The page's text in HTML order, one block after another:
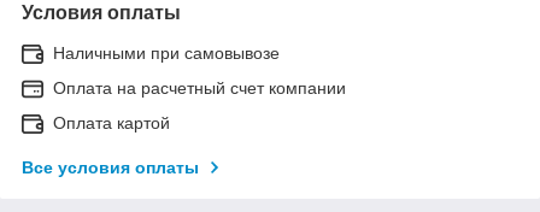
Условия оплаты
Наличными при самовывозе
Оплата на расчетный счет компании
Оплата картой
Все условия оплаты